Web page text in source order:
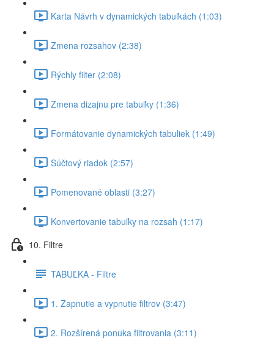
Karta Návrh v dynamických tabuľkách (1:03)
Zmena rozsahov (2:38)
Rýchly filter (2:08)
Zmena dizajnu pre tabuľky (1:36)
Formátovanie dynamických tabuliek (1:49)
Súčtový riadok (2:57)
Pomenované oblasti (3:27)
Konvertovanie tabuľky na rozsah (1:17)
10. Filtre
TABUĽKA - Filtre
1. Zapnutie a vypnutie filtrov (3:47)
2. Rozšírená ponuka filtrovania (3:11)